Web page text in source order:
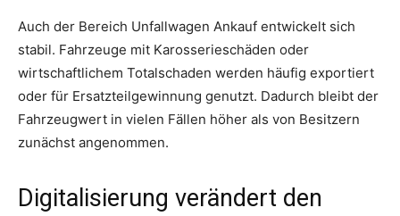
Auch der Bereich Unfallwagen Ankauf entwickelt sich
stabil. Fahrzeuge mit Karosserieschäden oder
wirtschaftlichem Totalschaden werden häufig exportiert
oder für Ersatzteilgewinnung genutzt. Dadurch bleibt der
Fahrzeugwert in vielen Fällen höher als von Besitzern
zunächst angenommen.
Digitalisierung verändert den